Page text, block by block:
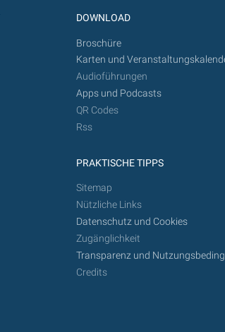
DOWNLOAD
Broschüre
Karten und
Audioführungen
Apps und Podcasts
QR Codes
Rss
PRAKTISCHE TIPPS
Sitemap
Nützliche Links
Datenschutz und Cookies
Zugänglichkeit
Transparenz und
Credits